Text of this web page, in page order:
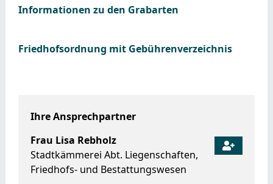
Ihre Ansprechpartner
Frau Lisa Rebholz
Stadtkämmerei Abt. Liegenschaften,
Friedhofs- und Bestattungswesen
Informationen zu den Grabarten
Friedhofsordnung mit Gebührenverzeichnis